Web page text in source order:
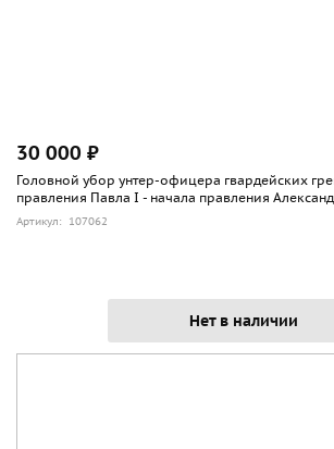
30 000 ₽
Головной убор унтер-офицера гвардейских
правления Павла I - начала правления
Артикул: 107062
Нет в наличии